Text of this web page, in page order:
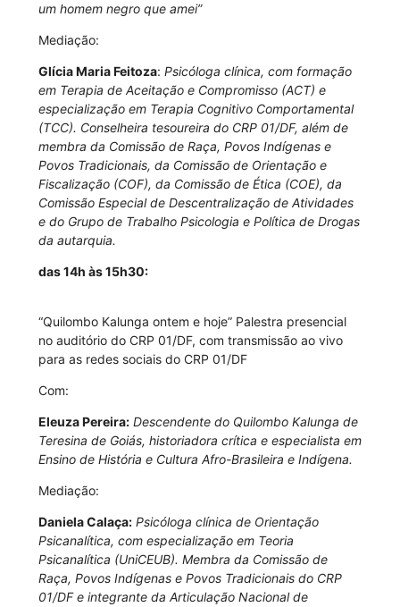
um homem negro que amei”
Mediação:
Glícia Maria Feitoza: Psicóloga clínica, com formação
em Terapia de Aceitação e Compromisso (ACT) e
especialização em Terapia Cognitivo Comportamental
(TCC). Conselheira tesoureira do CRP 01/DF, além de
membra da Comissão de Raça, Povos Indígenas e
Povos Tradicionais, da Comissão de Orientação e
Fiscalização (COF), da Comissão de Ética (COE), da
Comissão Especial de Descentralização de Atividades
e do Grupo de Trabalho Psicologia e Política de Drogas
da autarquia.
das 14h às 15h30:
“Quilombo Kalunga ontem e hoje” Palestra presencial
no auditório do CRP 01/DF, com transmissão ao vivo
para as redes sociais do CRP 01/DF
Com:
Eleuza Pereira: Descendente do Quilombo Kalunga de
Teresina de Goiás, historiadora crítica e especialista em
Ensino de História e Cultura Afro-Brasileira e Indígena.
Mediação:
Daniela Calaça: Psicóloga clínica de Orientação
Psicanalítica, com especialização em Teoria
Psicanalítica (UniCEUB). Membra da Comissão de
Raça, Povos Indígenas e Povos Tradicionais do CRP
01/DF e integrante da Articulação Nacional de